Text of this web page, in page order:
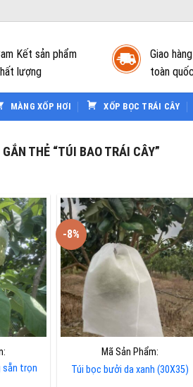
Kết sản phẩm
lượng
Giao
toàn quốc
MÀNG XỐP HƠI XỐP BỌC TRÁI CÂY
THẺ “TÚI BAO TRÁI CÂY”
sẵn trọn
-8%
Mã Sản Phẩm:
Túi bọc bưởi da xanh (30X35)